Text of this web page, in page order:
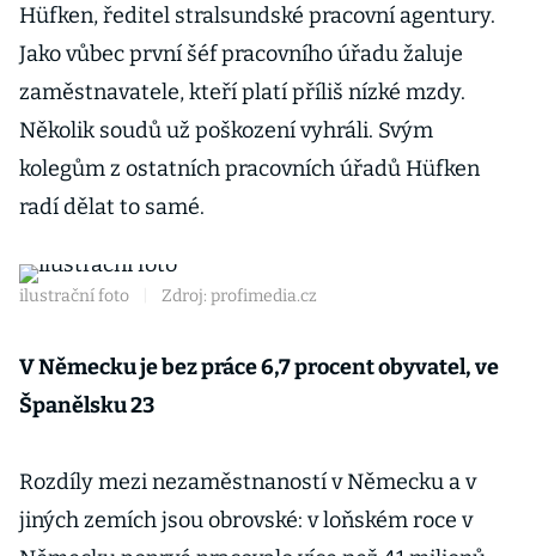
Hüfken, ředitel stralsundské pracovní agentury.
Jako vůbec první šéf pracovního úřadu žaluje
zaměstnavatele, kteří platí příliš nízké mzdy.
Několik soudů už poškození vyhráli. Svým
kolegům z ostatních pracovních úřadů Hüfken
radí dělat to samé.
ilustrační foto Zdroj: profimedia.cz
V Německu je bez práce 6,7 procent obyvatel, ve
Španělsku 23
Rozdíly mezi nezaměstnaností v Německu a v
jiných zemích jsou obrovské: v loňském roce v